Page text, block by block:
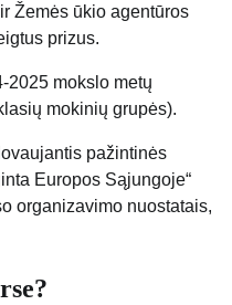
Žemės ūkio agentūros
prizus.
2025 mokslo metų
mokinių grupės).
pažintinės
Europos Sąjungoje“
organizavimo nuostatais,